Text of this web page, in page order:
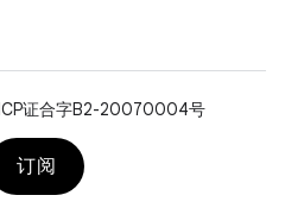
ICP证合字B2-20070004号
订阅